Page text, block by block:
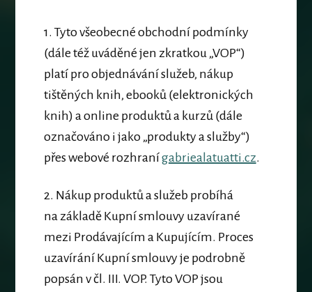
1. Tyto všeobecné obchodní podmínky
(dále též uváděné jen zkratkou „VOP“)
platí pro objednávání služeb, nákup
tištěných knih, ebooků (elektronických
knih) a online produktů a kurzů (dále
označováno i jako „produkty a služby“)
přes webové rozhranígabriealatuatti.cz.
2. Nákup produktů a služeb probíhá
na základě Kupní smlouvy uzavírané
mezi Prodávajícím a Kupujícím. Proces
uzavírání Kupní smlouvy je podrobně
popsán v čl. III. VOP. Tyto VOP jsou